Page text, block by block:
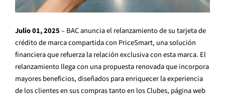
Julio 01, 2025– BAC anuncia el relanzamiento de su tarjeta de
crédito de marca compartida con PriceSmart, una solución
financiera que refuerza la relación exclusiva con esta marca. El
relanzamiento llega con una propuesta renovada que incorpora
mayores beneficios, diseñados para enriquecer la experiencia
de los clientes en sus compras tanto en los Clubes, página web